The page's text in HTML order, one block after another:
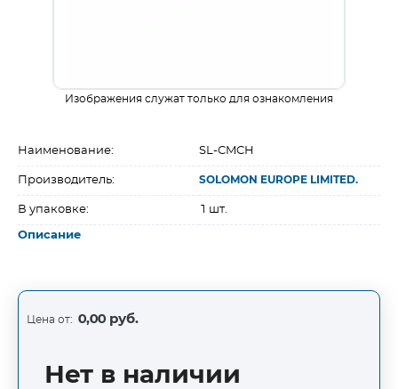
Изображения служат только для ознакомления
Наименование: SL-CMCH
Производитель: SOLOMON EUROPE LIMITED.
В упаковке: 1 шт.
Описание
Цена от: 0,00 руб.
Нет в наличии